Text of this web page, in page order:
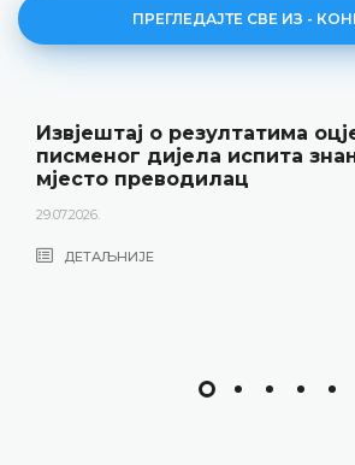
ПРЕГЛЕДАЈТЕ СВЕ ИЗ -
Извјештај о резултатима
писменог дијела испита
мјесто преводилац
29.07.2026.
ДЕТАЉНИЈЕ